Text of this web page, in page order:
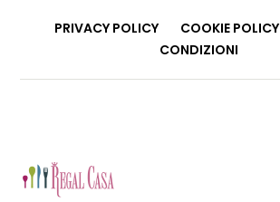
PRIVACY POLICY COOKIE POLICY
CONDIZIONI